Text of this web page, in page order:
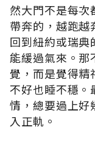
然大門不是每
帶奔的，越跑越
回到紐約或瑞典
能緩過氣來。
覺，而是覺得精
不好也睡不穩。
情，總要過上好
入正軌。